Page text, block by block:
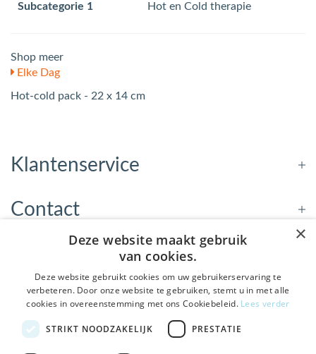
Subcategorie 1
Hot en Cold therapie
Shop meer
Elke Dag
Hot-cold pack - 22 x 14 cm
Klantenservice
Contact
Openingstijden
Nieuwsbrief
De Welzijnwinkel in je
inbox
×
Deze website maakt gebruik
van cookies.
Deze website gebruikt cookies om uw gebruikerservaring te
verbeteren. Door onze website te gebruiken, stemt u in met alle
cookies in overeenstemming met ons Cookiebeleid. Lees verder
STRIKT NOODZAKELIJK PRESTATIE